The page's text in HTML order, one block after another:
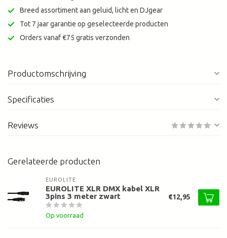
Breed assortiment aan geluid, licht en DJgear
Tot 7 jaar garantie op geselecteerde producten
Orders vanaf €75 gratis verzonden
Productomschrijving
Specificaties
Reviews
Gerelateerde producten
EUROLITE
EUROLITE XLR DMX kabel XLR
3pins 3 meter zwart
Op voorraad
€12,95